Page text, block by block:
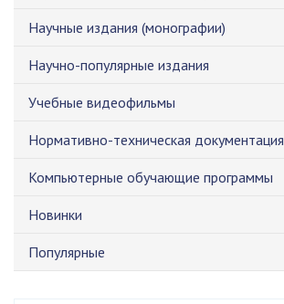
Научные издания (монографии)
Научно-популярные издания
Учебные видеофильмы
Нормативно-техническая документация
Компьютерные обучающие программы
Новинки
Популярные